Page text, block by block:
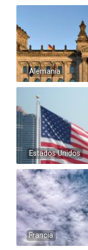
Alemania
Estados Unidos
Francia